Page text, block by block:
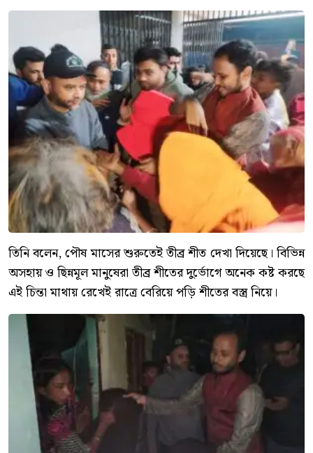
তিনি বলেন, পৌষ মাসের শুরুতেই তীব্র শীত দেখা দিয়েছে। বিভিন্ন
অসহায় ও ছিন্নমূল মানুষেরা তীব্র শীতের দুর্ভোগে অনেক কষ্ট করছে
এই চিন্তা মাথায় রেখেই রাত্রে বেরিয়ে পড়ি শীতের বস্ত্র নিয়ে।